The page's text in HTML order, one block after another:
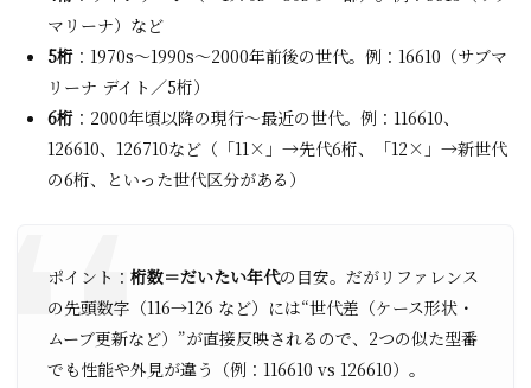
マリーナ）など
5桁 ：1970s〜1990s〜2000年前後の世代。例：16610（サブマ
リーナ デイト／5桁）
6桁 ：2000年頃以降の現行〜最近の世代。例：116610、
126610、126710など（「11×」→先代6桁、「12×」→新世代
の6桁、といった世代区分がある）
ポイント： 桁数＝だいたい年代の目安。だがリファレンス
の先頭数字（116→126 など）には“世代差（ケース形状・
ムーブ更新など）”が直接反映されるので、2つの似た型番
でも性能や外見が違う（例：116610 vs 126610）。